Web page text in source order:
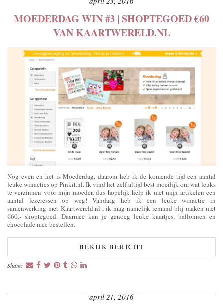
MOEDERDAG WIN #3 | SHOPTEGOED €60
VAN KAARTWERELD.NL
Nog even en het is Moederdag, daarom heb ik de komende tijd een aantal
leuke winacties op Pinkit.nl. Ik vind het zelf altijd best moeilijk om wat leuks
te verzinnen voor mijn moeder, dus hopelijk help ik met mijn artikelen een
aantal lezeressen op weg! Vandaag heb ik een leuke winactie in
samenwerking met Kaartwereld.nl , ik mag namelijk iemand blij maken met
€60,- shoptegoed. Daarmee kan je genoeg leuke kaartjes, ballonnen en
chocolade mee bestellen.
BEKIJK BERICHT
Share:
april 21, 2016